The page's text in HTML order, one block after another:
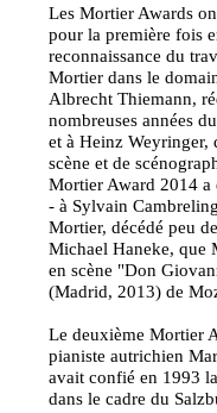
Les Mortier Awards
pour la première fois
reconnaissance du
Mortier dans le
Albrecht Thiemann,
nombreuses années
et à Heinz Weyringer,
scène et de
Mortier Award 2014 a
- à Sylvain
Mortier, décédé peu
Michael Haneke, que
en scène "Don
(Madrid, 2013) de
Le deuxième Mortier
pianiste autrichien
avait confié en 1993
dans le cadre du